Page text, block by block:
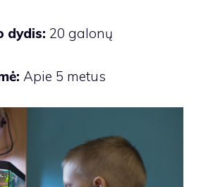
dydis: 20 galonų
Apie 5 metus